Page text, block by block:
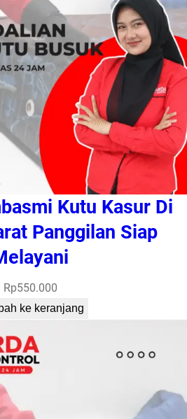
Kutu Kasur Di
Panggilan Siap
Rp550.000
ke keranjang